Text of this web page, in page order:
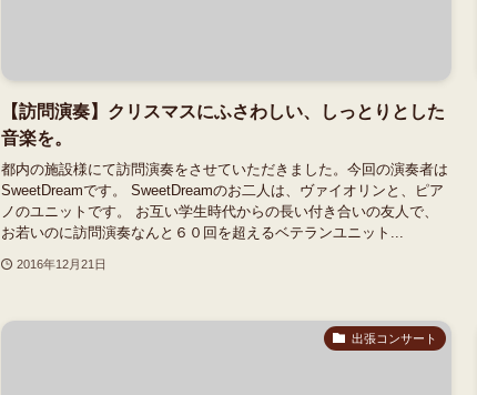
【訪問演奏】クリスマスにふさわしい、しっとりとした
音楽を。
都内の施設様にて訪問演奏をさせていただきました。今回の演奏者は
SweetDreamです。 SweetDreamのお二人は、ヴァイオリンと、ピア
ノのユニットです。 お互い学生時代からの長い付き合いの友人で、
お若いのに訪問演奏なんと６０回を超えるベテランユニット...
2016年12月21日
出張コンサート